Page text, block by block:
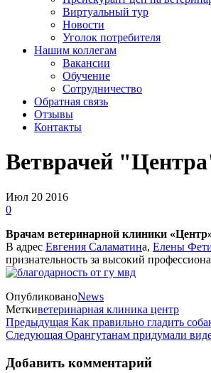
Виртуальный тур
Новости
Уголок потребителя
Нашим коллегам
Вакансии
Обучение
Сотрудничество
Обратная связь
Отзывы
Контакты
Ветврачей
Июл 20 2016
0
Врачам ветеринарной клиники
В адрес Евгения Саламатина, Елены
признательность за высокий
ОпубликованоNews
Меткиветеринарная клиника центр
Навигация
по
записям
Предыдущая
запись
Предыдущая Как правильно гладить
Следующая
Следующая Орангутанам придумали
Добавить комментарий